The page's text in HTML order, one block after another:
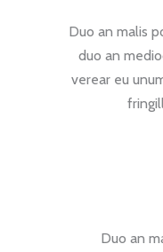
Duo an malis
duo an
verear eu
Duo an